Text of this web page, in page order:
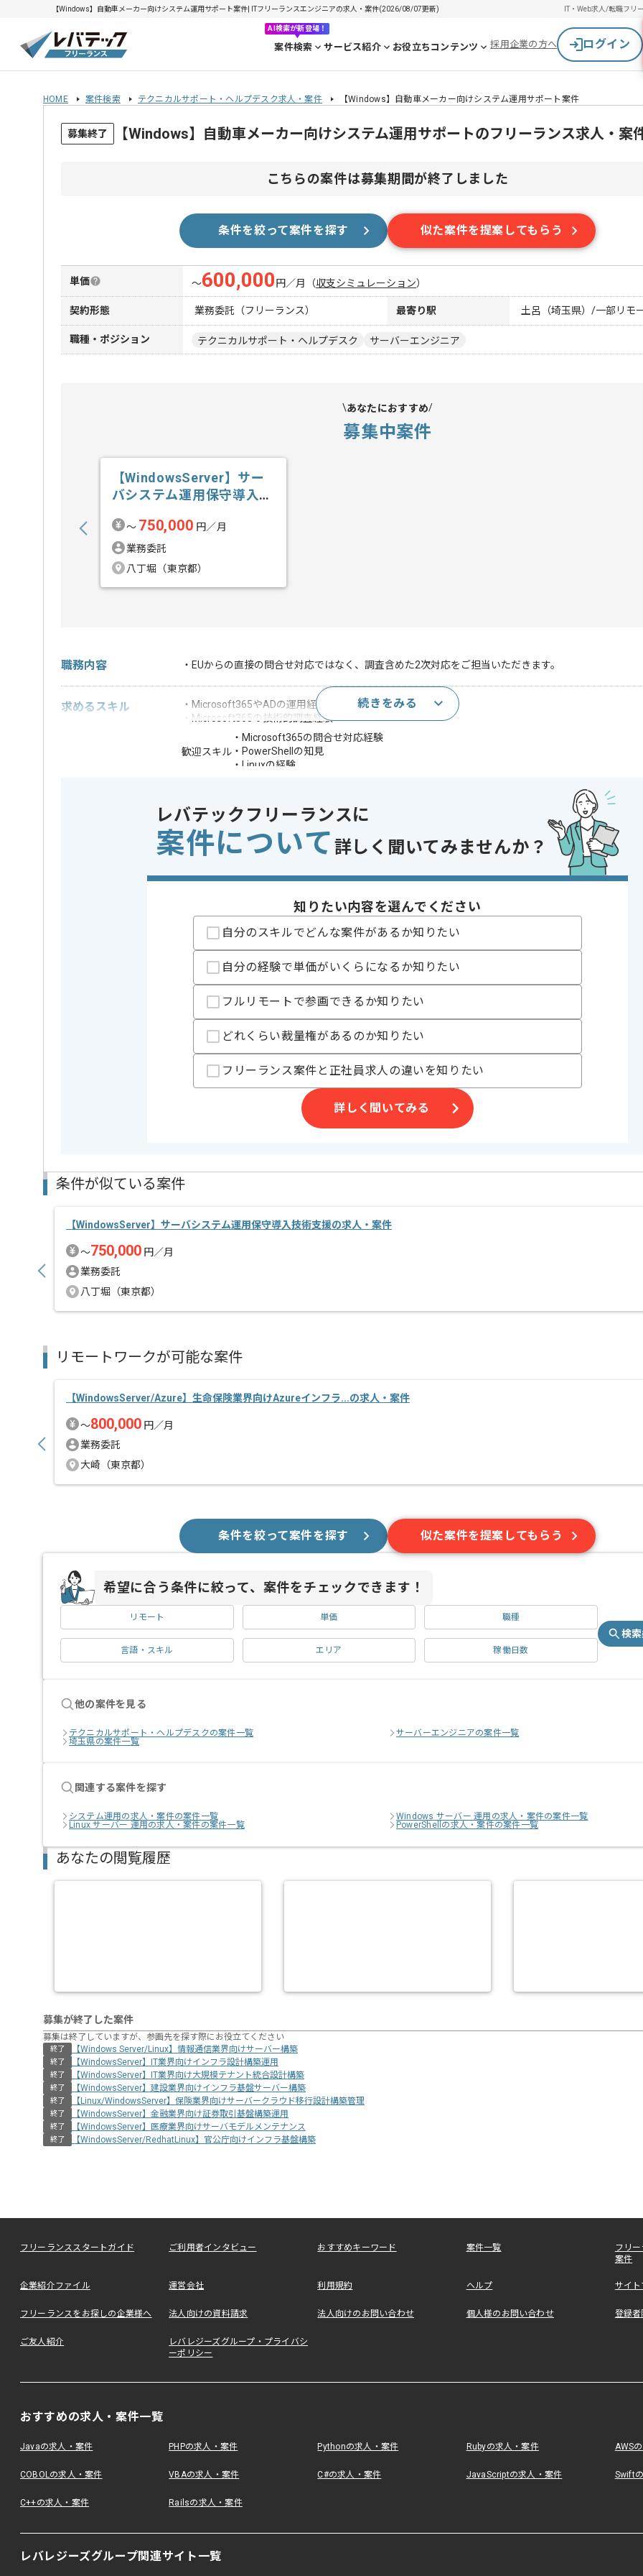
【Windows】自動車メーカー向けシステム運用サポート案件| ITフリーランスエンジニアの求人・案件(2026/08/07更新) IT・Web求人/転職フリ
AI検索が新登場！
案件検索 サービス紹介 お役立ちコンテンツ 採用企業の方へ ログイン
HOME 案件検索 テクニカルサポート・ヘルプデスク求人・案件 【Windows】自動車メーカー向けシステム運用サポート案件
募集終了 【Windows】自動車メーカー向けシステム運用サポートのフリーランス求人・案
こちらの案件は募集期間が終了しました
条件を絞って案件を探す 似た案件を提案してもらう
単価 〜600,000 円／月 （収支シミュレーション）
契約形態 業務委託（フリーランス） 最寄り駅 土呂（埼玉県）/一部リモ
職種・ポジション テクニカルサポート・ヘルプデスク サーバーエンジニア
あなたにおすすめ
募集中案件
【WindowsServer】サー
バシステム運用保守導入技
〜 750,000 円／月
業務委託
八丁堀（東京都）
職務内容 ・EUからの直接の問合せ対応ではなく、調査含めた2次対応をご担当いただきます。
求めるスキル
・Microsoft365やADの運用経験
・Microsoft365の技術的調査経験
歓迎スキル
・Microsoft365の問合せ対応経験
・PowerShellの知見
・Linuxの経験
この案件で扱う技術 OS Linux
Microsoft365やADの運用サポートに携わっていただきます。
続きをみる
レバテックフリーランスに
案件について 詳しく聞いてみませんか？
知りたい内容を選んでください
自分のスキルでどんな案件があるか知りたい
自分の経験で単価がいくらになるか知りたい
フルリモートで参画できるか知りたい
どれくらい裁量権があるのか知りたい
フリーランス案件と正社員求人の違いを知りたい
詳しく聞いてみる
条件が似ている案件
【WindowsServer】サーバシステム運用保守導入技術支援の求人・案件
〜750,000 円／月
業務委託
八丁堀（東京都）
リモートワークが可能な案件
【WindowsServer/Azure】生命保険業界向けAzureインフラ...の求人・案件
〜800,000 円／月
業務委託
大崎（東京都）
条件を絞って案件を探す 似た案件を提案してもらう
希望に合う条件に絞って、案件をチェックできます！
リモート 単価 職種
言語・スキル エリア 稼働日数
検
他の案件を見る
テクニカルサポート・ヘルプデスクの案件一覧
サーバーエンジニアの案件一覧
埼玉県の案件一覧
関連する案件を探す
システム運用の求人・案件の案件一覧
Windows サーバー 運用の求人・案件の案件一覧
Linux サーバー 運用の求人・案件の案件一覧
PowerShellの求人・案件の案件一覧
あなたの閲覧履歴
募集が終了した案件
募集は終了していますが、参画先を探す際にお役立てください
終了 【Windows Server/Linux】情報通信業界向けサーバー構築
終了 【WindowsServer】IT業界向けインフラ設計構築運用
終了 【WindowsServer】IT業界向け大規模テナント統合設計構築
終了 【WindowsServer】建設業界向けインフラ基盤サーバー構築
終了 【Linux/WindowsServer】保険業界向けサーバークラウド移行設計構築管理
終了 【WindowsServer】金融業界向け証券取引基盤構築運用
終了 【WindowsServer】医療業界向けサーバモデルメンテナンス
終了 【WindowsServer/RedhatLinux】官公庁向けインフラ基盤構築
フリーランススタートガイド ご利用者インタビュー おすすめキーワード 案件一覧
フリ
案件
企業紹介ファイル 運営会社 利用規約 ヘルプ サイ
フリーランスをお探しの企業様へ 法人向けの資料請求 法人向けのお問い合わせ 個人様のお問い合わせ 登録者
ご友人紹介
レバレジーズグループ・プライバシ
ーポリシー
おすすめの求人・案件一覧
Javaの求人・案件 PHPの求人・案件 Pythonの求人・案件 Rubyの求人・案件 AWS
COBOLの求人・案件 VBAの求人・案件 C#の求人・案件 JavaScriptの求人・案件 Swift
C++の求人・案件 Railsの求人・案件
レバレジーズグループ関連サイト一覧